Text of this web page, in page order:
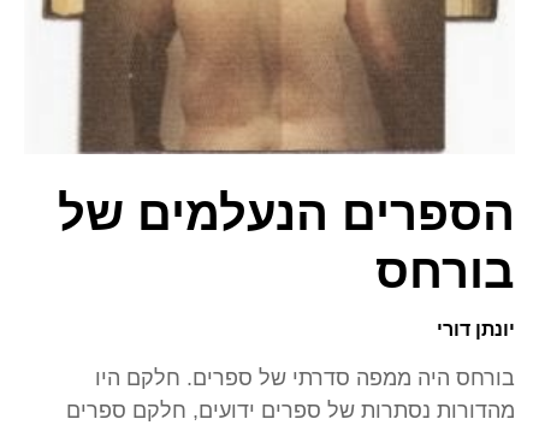
הספרים הנעלמים של
בורחס
יונתן דורי
בורחס היה ממפה סדרתי של ספרים. חלקם היו
מהדורות נסתרות של ספרים ידועים, חלקם ספרים